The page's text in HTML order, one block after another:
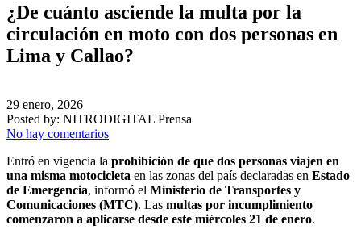
¿De cuánto asciende la multa por la
circulación en moto con dos personas en
Lima y Callao?
29 enero, 2026
Posted by: NITRODIGITAL Prensa
No hay comentarios
Entró en vigencia la prohibición de que dos personas viajen en
una misma motocicleta en las zonas del país declaradas en Estado
de Emergencia, informó el Ministerio de Transportes y
Comunicaciones (MTC). Las multas por incumplimiento
comenzaron a aplicarse desde este miércoles 21 de enero.